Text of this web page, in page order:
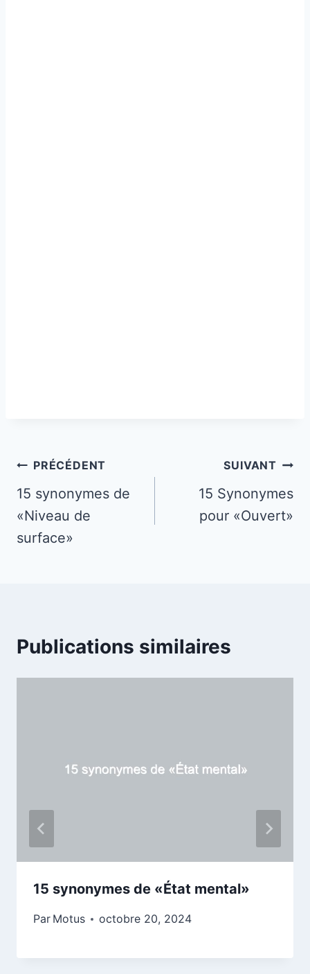
Navigation
de
l’article
PRÉCÉDENT
15 synonymes de
«Niveau de
surface»
SUIVANT
15 Synonymes
pour «Ouvert»
Publications similaires
15 synonymes de «État mental»
Par Motus octobre 20, 2024